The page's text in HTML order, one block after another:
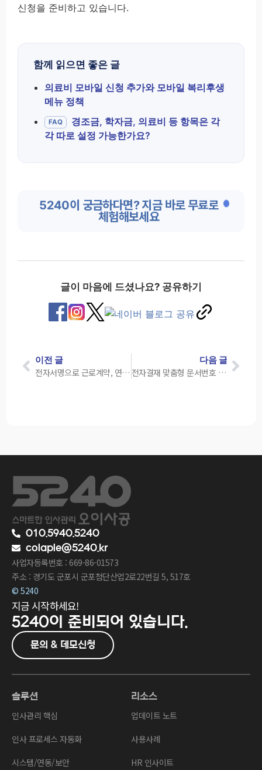
신청을 준비하고 있습니다.
함께 읽으면 좋은 글
의료비 모바일 신청 추가와 모바일 복리후생
메뉴 정책
FAQ
경조금, 학자금, 의료비 등 항목은 각
각 따로 설정 가능한가요?
5240이 궁금하다면? 지금 바로 무료로
체험해보세요
글이 마음에 드셨나요? 공유하기
이전 글
전자서명으로 근로계약, 연차촉진 진행 (OTP 병행)
다음 글
전자결재 맞춤형 문서번호 제공
010.5940.5240
colaple@5240.kr
사업자등록번호 : 669-86-01573
주소 : 경기도 군포시 군포첨단산업2로22번길 5, 517호
© 5240
지금 시작하세요!
5240이 준비되어 있습니다.
문의 & 데모신청
솔루션
인사관리 핵심
인사 프로세스 자동화
시스템/연동/보안
리소스
업데이트 노트
사용사례
HR 인사이트